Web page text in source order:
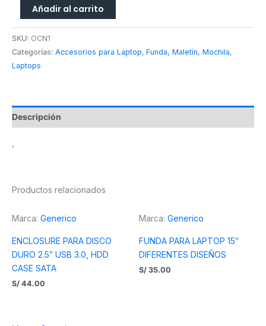
Añadir al carrito
SKU: OCN1
Categorías: Accesorios para Laptop, Funda, Maletín, Mochila,
Laptops
Descripción
Productos relacionados
Marca: Generico
ENCLOSURE PARA DISCO
DURO 2.5″ USB 3.0, HDD
CASE SATA
S/ 44.00
Marca: Generico
FUNDA PARA LAPTOP 15″
DIFERENTES DISEÑOS
S/ 35.00